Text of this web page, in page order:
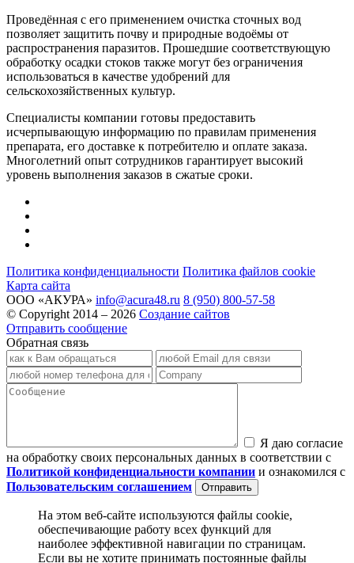
Проведённая с его применением очистка сточных вод
позволяет защитить почву и природные водоёмы от
распространения паразитов. Прошедшие соответствующую
обработку осадки стоков также могут без ограничения
использоваться в качестве удобрений для
сельскохозяйственных культур.
Специалисты компании готовы предоставить
исчерпывающую информацию по правилам применения
препарата, его доставке к потребителю и оплате заказа.
Многолетний опыт сотрудников гарантирует высокий
уровень выполнения заказов в сжатые сроки.
Политика конфиденциальности Политика файлов cookie
Карта сайта
ООО «АКУРА» info@acura48.ru 8 (950) 800-57-58
© Copyright 2014 – 2026 Создание сайтов
Отправить сообщение
Обратная связь
Я даю согласие
на обработку своих персональных данных в соответствии с
Политикой конфиденциальности компании и ознакомился с
Пользовательским соглашением
На этом веб-сайте используются файлы cookie,
обеспечивающие работу всех функций для
наиболее эффективной навигации по страницам.
Если вы не хотите принимать постоянные файлы